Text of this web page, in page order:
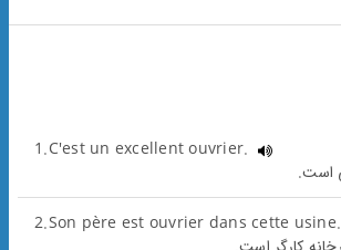
1.C'est un excellent ouvrier.
2.Son père est ouvrier dans cette usine.